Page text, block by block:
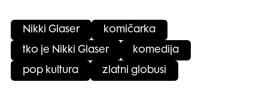
Nikki Glaser komičarka
tko je Nikki Glaser komedija
pop kultura zlatni globusi